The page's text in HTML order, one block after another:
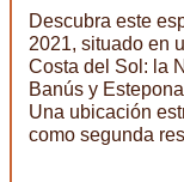
Descubra este
2021, situado en
Costa del Sol: la
Banús y
Una ubicación
como segunda